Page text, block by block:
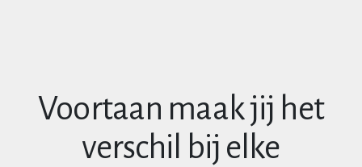
Voortaan maak jij het
verschil bij elke